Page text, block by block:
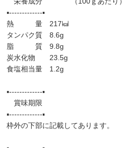
▪️-------------▪️
熱 量 217㎉
タンパク質 8.6g
脂 質 9.8g
炭水化物 23.5g
食塩相当量 1.2g
▪️-------------▪️
賞味期限
▪️-------------▪️
枠外の下部に記載してあります。